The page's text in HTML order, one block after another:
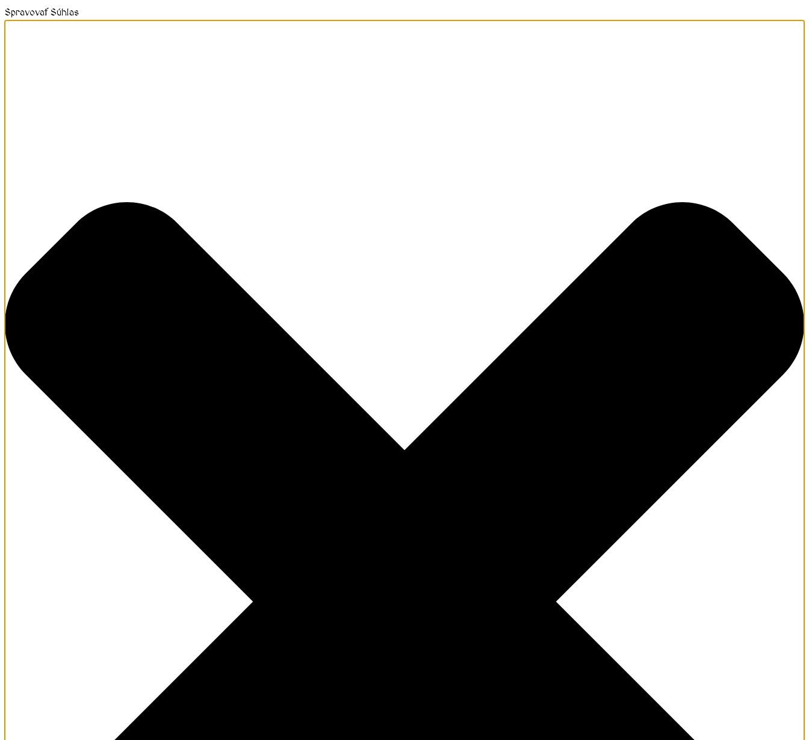
Spravovať Súhlas